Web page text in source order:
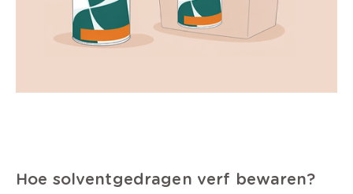
Hoe solventgedragen verf bewaren?